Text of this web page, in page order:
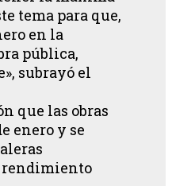
tema para que,
en la
pública,
subrayó el
que las obras
enero y se
rendimiento